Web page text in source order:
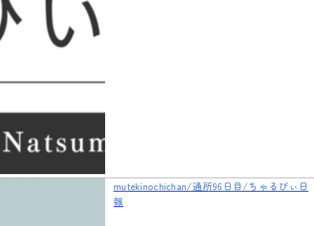
mutekinochichan/通所96日目/ちゃるびぃ日
報